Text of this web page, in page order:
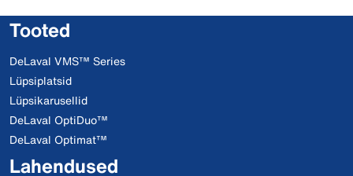
Tooted
DeLaval VMS™ Series
Lüpsiplatsid
Lüpsikarusellid
DeLaval OptiDuo™
DeLaval Optimat™
Lahendused